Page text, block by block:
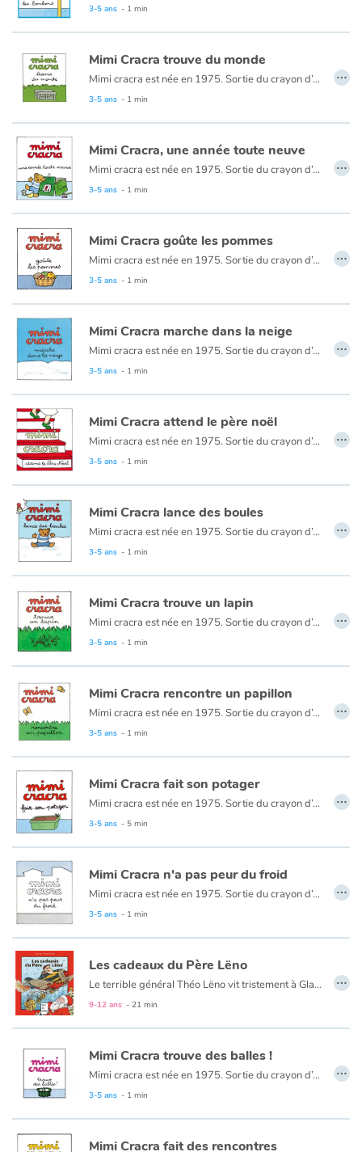
Mimi cracra est née en 1975. Sortie du crayon d’Agnès Rosenstiehl pour le magazine “Pomme d’api”, cette petite fille aux joues roses et cheveux bruns à laquelle il est facile de s’identifier nous entraîne avec humour dans ses aventures quotidiennes.
3-5 ans - 1 min
Mimi Cracra trouve du monde
Mimi cracra est née en 1975. Sortie du crayon d’Agnès Rosenstiehl pour le magazine “Pomme d’api”, cette petite fille aux joues roses et cheveux bruns à laquelle il est facile de s’identifier nous entraîne avec humour dans ses aventures quotidiennes.
3-5 ans - 1 min
…
Mimi Cracra, une année toute neuve
Mimi cracra est née en 1975. Sortie du crayon d’Agnès Rosenstiehl pour le magazine “Pomme d’api”, cette petite fille aux joues roses et cheveux bruns à laquelle il est facile de s’identifier nous entraîne avec humour dans ses aventures quotidiennes.
3-5 ans - 1 min
…
Mimi Cracra goûte les pommes
Mimi cracra est née en 1975. Sortie du crayon d’Agnès Rosenstiehl pour le magazine “Pomme d’api”, cette petite fille aux joues roses et cheveux bruns à laquelle il est facile de s’identifier nous entraîne avec humour dans ses aventures quotidiennes.
3-5 ans - 1 min
…
Mimi Cracra marche dans la neige
Mimi cracra est née en 1975. Sortie du crayon d’Agnès Rosenstiehl pour le magazine “Pomme d’api”, cette petite fille aux joues roses et cheveux bruns à laquelle il est facile de s’identifier nous entraîne avec humour dans ses aventures quotidiennes.
3-5 ans - 1 min
…
Mimi Cracra attend le père noël
Mimi cracra est née en 1975. Sortie du crayon d’Agnès Rosenstiehl pour le magazine “Pomme d’api”, cette petite fille aux joues roses et cheveux bruns à laquelle il est facile de s’identifier nous entraîne avec humour dans ses aventures quotidiennes.
3-5 ans - 1 min
…
Mimi Cracra lance des boules
Mimi cracra est née en 1975. Sortie du crayon d’Agnès Rosenstiehl pour le magazine “Pomme d’api”, cette petite fille aux joues roses et cheveux bruns à laquelle il est facile de s’identifier nous entraîne avec humour dans ses aventures quotidiennes.
3-5 ans - 1 min
…
Mimi Cracra trouve un lapin
Mimi cracra est née en 1975. Sortie du crayon d’Agnès Rosenstiehl pour le magazine “Pomme d’api”, cette petite fille aux joues roses et cheveux bruns à laquelle il est facile de s’identifier nous entraîne avec humour dans ses aventures quotidiennes.
3-5 ans - 1 min
…
Mimi Cracra rencontre un papillon
Mimi cracra est née en 1975. Sortie du crayon d’Agnès Rosenstiehl pour le magazine “Pomme d’api”, cette petite fille aux joues roses et cheveux bruns à laquelle il est facile de s’identifier nous entraîne avec humour dans ses aventures quotidiennes.
3-5 ans - 1 min
…
Mimi Cracra fait son potager
Mimi cracra est née en 1975. Sortie du crayon d’Agnès Rosenstiehl pour le magazine “Pomme d’api”, cette petite fille aux joues roses et cheveux bruns à laquelle il est facile de s’identifier nous entraîne avec humour dans ses aventures quotidiennes.
3-5 ans - 5 min
…
Mimi Cracra n'a pas peur du froid
Mimi cracra est née en 1975. Sortie du crayon d’Agnès Rosenstiehl pour le magazine “Pomme d’api”, cette petite fille aux joues roses et cheveux bruns à laquelle il est facile de s’identifier nous entraîne avec humour dans ses aventures quotidiennes.
3-5 ans - 1 min
…
Les cadeaux du Père Lëno
Le terrible général Théo Lëno vit tristement à Glauquecité. Il ne supporte plus le succès de son cousin le Père Noël à qui tout réussit. Justement, Noël approche. C'est l'occasion rêvée pour Théo de mettre en oeuvre son plan diabolique...
9-12 ans - 21 min
…
Mimi Cracra trouve des balles !
Mimi cracra est née en 1975. Sortie du crayon d’Agnès Rosenstiehl pour le magazine “Pomme d’api”, cette petite fille aux joues roses et cheveux bruns à laquelle il est facile de s’identifier nous entraîne avec humour dans ses aventures quotidiennes.
3-5 ans - 1 min
…
Mimi Cracra fait des rencontres